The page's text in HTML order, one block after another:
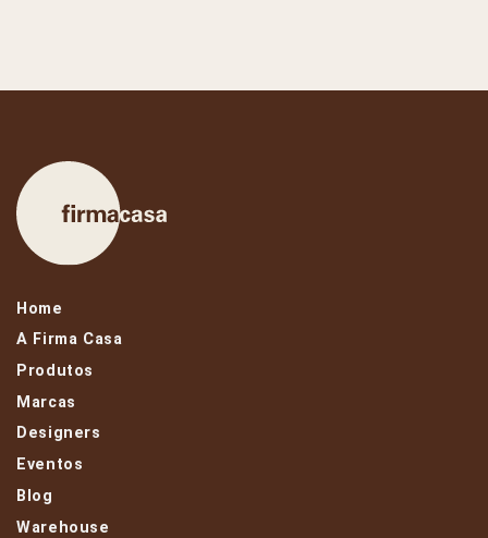
Home
A Firma Casa
Produtos
Marcas
Designers
Eventos
Blog
Warehouse